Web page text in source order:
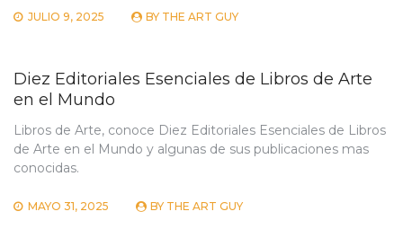
JULIO 9, 2025 BY THE ART GUY
Diez Editoriales Esenciales de Libros de Arte
en el Mundo
Libros de Arte, conoce Diez Editoriales Esenciales de Libros
de Arte en el Mundo y algunas de sus publicaciones mas
conocidas.
MAYO 31, 2025 BY THE ART GUY